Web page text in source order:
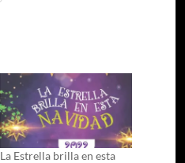
La Estrella brilla en esta